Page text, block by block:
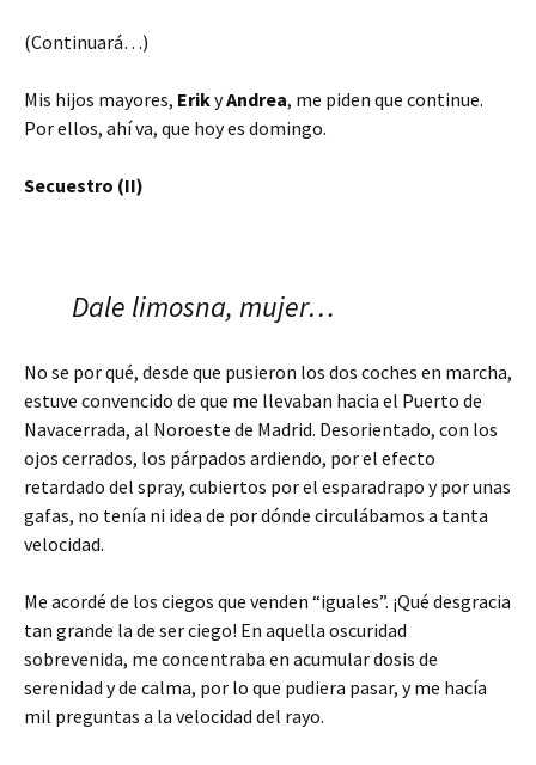
(Continuará…)
Mis hijos mayores, ErikyAndrea, me piden que continue.
Por ellos, ahí va, que hoy es domingo.
Secuestro (II)
Dale limosna, mujer…
No se por qué, desde que pusieron los dos coches en marcha,
estuve convencido de que me llevaban hacia el Puerto de
Navacerrada, al Noroeste de Madrid. Desorientado, con los
ojos cerrados, los párpados ardiendo, por el efecto
retardado del spray, cubiertos por el esparadrapo y por unas
gafas, no tenía ni idea de por dónde circulábamos a tanta
velocidad.
Me acordé de los ciegos que venden “iguales”. ¡Qué desgracia
tan grande la de ser ciego! En aquella oscuridad
sobrevenida, me concentraba en acumular dosis de
serenidad y de calma, por lo que pudiera pasar, y me hacía
mil preguntas a la velocidad del rayo.